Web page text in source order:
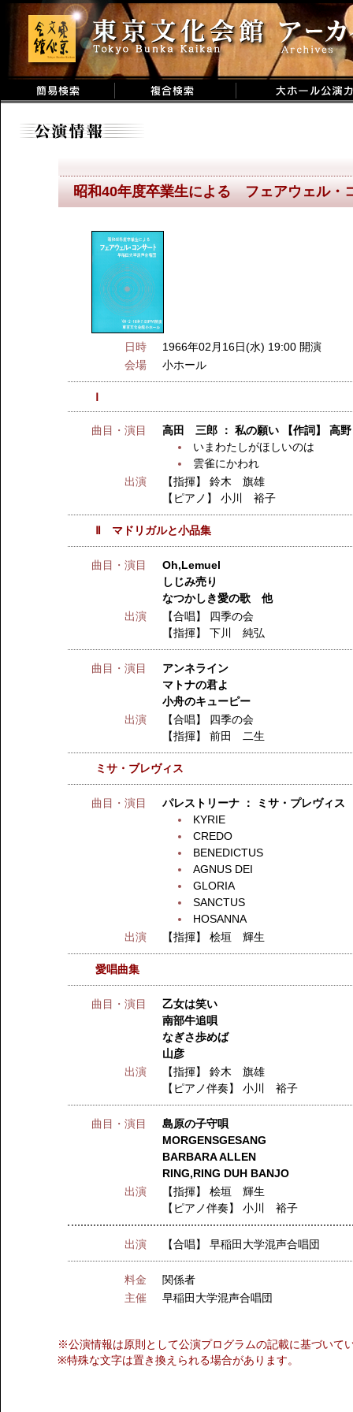
昭和40年度卒業生による フェアウェル
日時
1966年02月16日(水) 19:00 開演
会場
小ホール
Ⅰ
曲目・演目
高田 三郎 ： 私の願い 【作詞】 高
いまわたしがほしいのは
雲雀にかわれ
出演
【指揮】鈴木 旗雄
【ピアノ】小川 裕子
Ⅱ マドリガルと小品集
曲目・演目
Oh,Lemuel
しじみ売り
なつかしき愛の歌 他
出演
【合唱】 四季の会
【指揮】下川 純弘
曲目・演目
アンネライン
マトナの君よ
小舟のキューピー
出演
【合唱】 四季の会
【指揮】前田 二生
ミサ・ブレヴィス
曲目・演目
パレストリーナ ： ミサ・プレヴィス
KYRIE
CREDO
BENEDICTUS
AGNUS DEI
GLORIA
SANCTUS
HOSANNA
出演
【指揮】桧垣 輝生
愛唱曲集
曲目・演目
乙女は笑い
南部牛追唄
なぎさ歩めば
山彦
出演
【指揮】鈴木 旗雄
【ピアノ伴奏】小川 裕子
曲目・演目
島原の子守唄
MORGENSGESANG
BARBARA ALLEN
RING,RING DUH BANJO
出演
【指揮】桧垣 輝生
【ピアノ伴奏】小川 裕子
出演 【合唱】早稲田大学混声合唱団
料金
関係者
主催
早稲田大学混声合唱団
※公演情報は原則として公演プログラムの記載に基づいて
※特殊な文字は置き換えられる場合があります。